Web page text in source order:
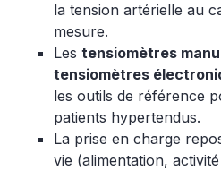
la tension artérielle au
mesure.
Les tensiomètres
tensiomètres
les outils de référence
patients hypertendus.
La prise en charge
vie (alimentation,